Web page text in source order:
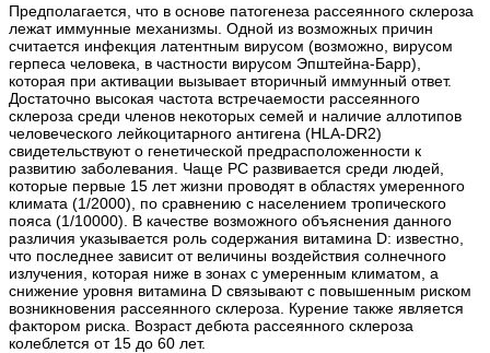
Предполагается, что в основе патогенеза рассеянного склероза
лежат иммунные механизмы. Одной из возможных причин
считается инфекция латентным вирусом (возможно, вирусом
герпеса человека, в частности вирусом Эпштейна-Барр),
которая при активации вызывает вторичный иммунный ответ.
Достаточно высокая частота встречаемости рассеянного
склероза среди членов некоторых семей и наличие аллотипов
человеческого лейкоцитарного антигена (HLA-DR2)
свидетельствуют о генетической предрасположенности к
развитию заболевания. Чаще РС развивается среди людей,
которые первые 15 лет жизни проводят в областях умеренного
климата (1/2000), по сравнению с населением тропического
пояса (1/10000). В качестве возможного объяснения данного
различия указывается роль содержания витамина D: известно,
что последнее зависит от величины воздействия солнечного
излучения, которая ниже в зонах с умеренным климатом, а
снижение уровня витамина D связывают с повышенным риском
возникновения рассеянного склероза. Курение также является
фактором риска. Возраст дебюта рассеянного склероза
колеблется от 15 до 60 лет.